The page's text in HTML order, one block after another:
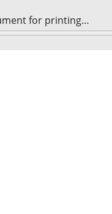
for printing…